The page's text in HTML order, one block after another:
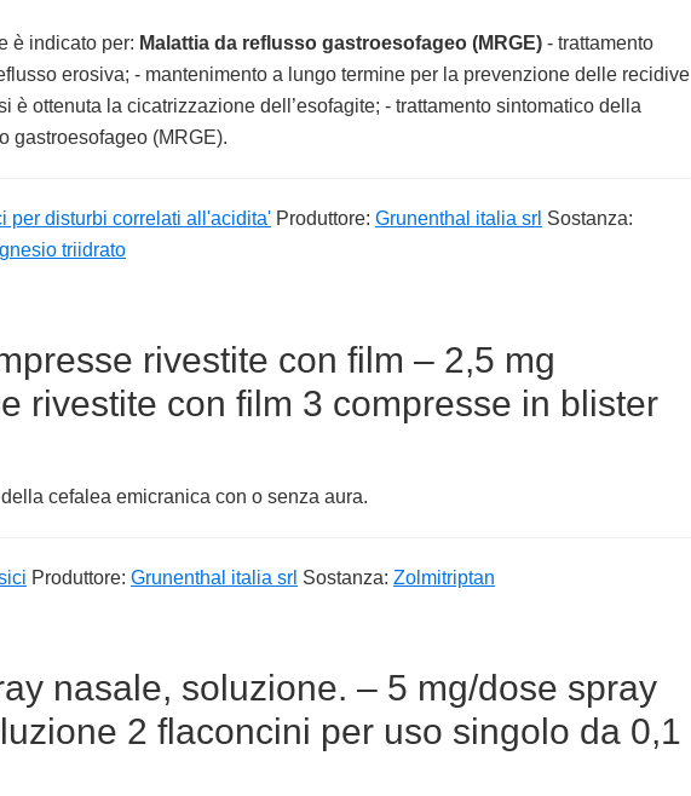
è indicato per: Malattia da reflusso gastroesofageo (MRGE) - trattamento
erosiva; - mantenimento a lungo termine per la prevenzione delle recidive
è ottenuta la cicatrizzazione dell’esofagite; - trattamento sintomatico della
gastroesofageo (MRGE).
per disturbi correlati all'acidita' Produttore: Grunenthal italia srl Sostanza:
triidrato
rivestite con film – 2,5 mg
rivestite con film 3 compresse in blister
cefalea emicranica con o senza aura.
Produttore: Grunenthal italia srl Sostanza: Zolmitriptan
nasale, soluzione. – 5 mg/dose spray
2 flaconcini per uso singolo da 0,1